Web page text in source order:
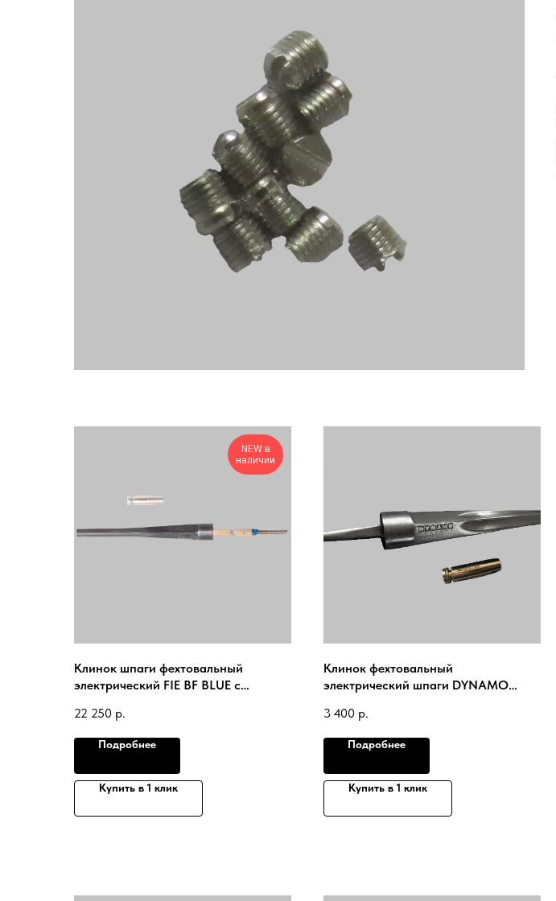
NEW в
наличии
Клинок шпаги фехтовальный
электрический FIE BF BLUE c
22 250 р.
Подробнее
Купить в 1 клик
Клинок фехтовальный
электрический шпаги DYNAMO
FIE Gudet 2020.1 Super
3 400 р.
Подробнее
Купить в 1 клик